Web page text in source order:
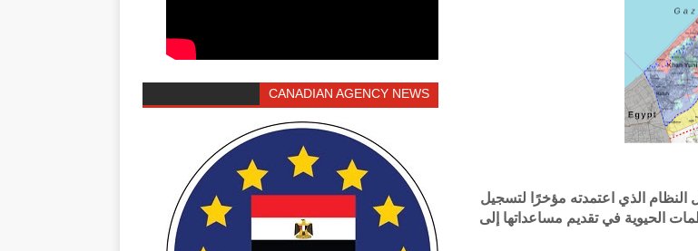
النظام الذي اعتمدته مؤخرًا لتسجيل
الحيوية في تقديم مساعداتها إلى
CANADIAN AGENCY NEWS